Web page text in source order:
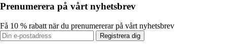
Prenumerera på vårt nyhetsbrev
Få 10 % rabatt när du prenumererar på vårt nyhetsbrev
Registrera dig